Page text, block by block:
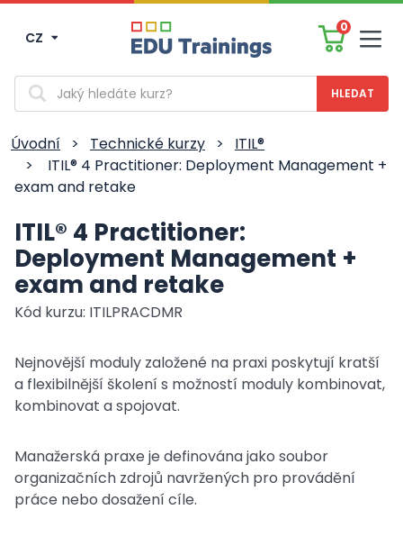
CZ
0
Vyhledávání
Úvodní > Technické kurzy >
ITIL®
>
ITIL® 4 Practitioner: Deployment Management +
exam and retake
ITIL® 4 Practitioner:
Deployment Management +
exam and retake
Kód kurzu: ITILPRACDMR
Nejnovější moduly založené na praxi poskytují kratší
a flexibilnější školení s možností moduly kombinovat,
kombinovat a spojovat.
Manažerská praxe je definována jako soubor
organizačních zdrojů navržených pro provádění
práce nebo dosažení cíle.